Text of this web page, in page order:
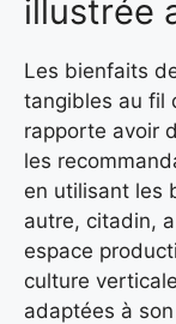
illustrée
Les bienfaits
tangibles au fil
rapporte avoir
les
en utilisant les
autre, citadin,
espace
culture
adaptées à